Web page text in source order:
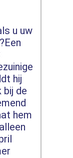
u uw
hij
bij de
hem